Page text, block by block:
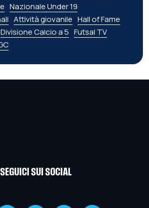
Nazionale Under 19
Attività giovanile Hall of Fame
Divisione Calcio a 5 Futsal TV
SEGUICI SUI SOCIAL